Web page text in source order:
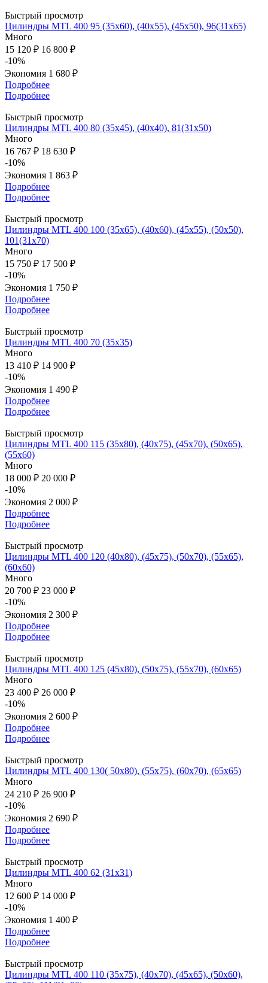
Быстрый просмотр
Цилиндры MTL 400 95 (35x60), (40x55), (45x50), 96(31х65)
Много
15 120 ₽ 16 800 ₽
-10%
Экономия 1 680 ₽
Подробнее
Подробнее
Быстрый просмотр
Цилиндры MTL 400 80 (35x45), (40x40), 81(31х50)
Много
16 767 ₽ 18 630 ₽
-10%
Экономия 1 863 ₽
Подробнее
Подробнее
Быстрый просмотр
Цилиндры MTL 400 100 (35x65), (40x60), (45x55), (50x50),
101(31х70)
Много
15 750 ₽ 17 500 ₽
-10%
Экономия 1 750 ₽
Подробнее
Подробнее
Быстрый просмотр
Цилиндры MTL 400 70 (35х35)
Много
13 410 ₽ 14 900 ₽
-10%
Экономия 1 490 ₽
Подробнее
Подробнее
Быстрый просмотр
Цилиндры MTL 400 115 (35х80), (40х75), (45x70), (50x65),
(55х60)
Много
18 000 ₽ 20 000 ₽
-10%
Экономия 2 000 ₽
Подробнее
Подробнее
Быстрый просмотр
Цилиндры MTL 400 120 (40х80), (45х75), (50x70), (55х65),
(60х60)
Много
20 700 ₽ 23 000 ₽
-10%
Экономия 2 300 ₽
Подробнее
Подробнее
Быстрый просмотр
Цилиндры MTL 400 125 (45х80), (50х75), (55x70), (60х65)
Много
23 400 ₽ 26 000 ₽
-10%
Экономия 2 600 ₽
Подробнее
Подробнее
Быстрый просмотр
Цилиндры MTL 400 130( 50х80), (55х75), (60x70), (65х65)
Много
24 210 ₽ 26 900 ₽
-10%
Экономия 2 690 ₽
Подробнее
Подробнее
Быстрый просмотр
Цилиндры MTL 400 62 (31x31)
Много
12 600 ₽ 14 000 ₽
-10%
Экономия 1 400 ₽
Подробнее
Подробнее
Быстрый просмотр
Цилиндры MTL 400 110 (35х75), (40x70), (45x65), (50x60),